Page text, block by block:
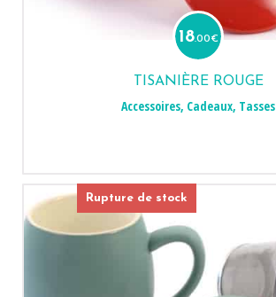
18.00€
TISANIÈRE ROUGE
Accessoires, Cadeaux, Tasses
Rupture de stock